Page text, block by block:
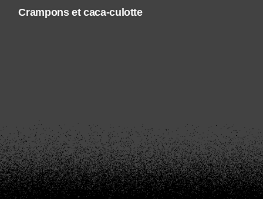
Crampons et caca-culotte